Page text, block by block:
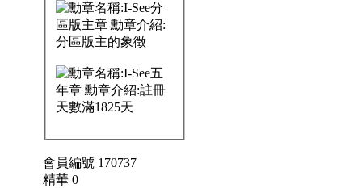
會員編號 170737
精華 0